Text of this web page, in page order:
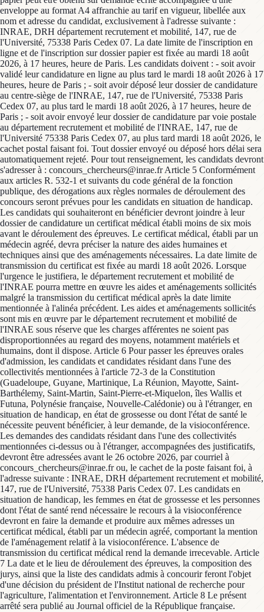
enveloppe au format A4 affranchie au tarif en vigueur, libellée aux
nom et adresse du candidat, exclusivement à l'adresse suivante :
INRAE, DRH département recrutement et mobilité, 147, rue de
l'Université, 75338 Paris Cedex 07. La date limite de l'inscription en
ligne et de l'inscription sur dossier papier est fixée au mardi 18 août
2026, à 17 heures, heure de Paris. Les candidats doivent : - soit avoir
validé leur candidature en ligne au plus tard le mardi 18 août 2026 à 17
heures, heure de Paris ; - soit avoir déposé leur dossier de candidature
au centre-siège de l'INRAE, 147, rue de l'Université, 75338 Paris
Cedex 07, au plus tard le mardi 18 août 2026, à 17 heures, heure de
Paris ; - soit avoir envoyé leur dossier de candidature par voie postale
au département recrutement et mobilité de l'INRAE, 147, rue de
l'Université 75338 Paris Cedex 07, au plus tard mardi 18 août 2026, le
cachet postal faisant foi. Tout dossier envoyé ou déposé hors délai sera
automatiquement rejeté. Pour tout renseignement, les candidats devront
s'adresser à : concours_chercheurs@inrae.fr Article 5 Conformément
aux articles R. 532-1 et suivants du code général de la fonction
publique, des dérogations aux règles normales de déroulement des
concours seront prévues pour les candidats en situation de handicap.
Les candidats qui souhaiteront en bénéficier devront joindre à leur
dossier de candidature un certificat médical établi moins de six mois
avant le déroulement des épreuves. Le certificat médical, établi par un
médecin agréé, devra préciser la nature des aides humaines et
techniques ainsi que des aménagements nécessaires. La date limite de
transmission du certificat est fixée au mardi 18 août 2026. Lorsque
l'urgence le justifiera, le département recrutement et mobilité de
l'INRAE pourra mettre en œuvre les aides et aménagements sollicités
malgré la transmission du certificat médical après la date limite
mentionnée à l'alinéa précédent. Les aides et aménagements sollicités
sont mis en œuvre par le département recrutement et mobilité de
l'INRAE sous réserve que les charges afférentes ne soient pas
disproportionnées au regard des moyens, notamment matériels et
humains, dont il dispose. Article 6 Pour passer les épreuves orales
d'admission, les candidats et candidates résidant dans l'une des
collectivités mentionnées à l'article 72-3 de la Constitution
(Guadeloupe, Guyane, Martinique, La Réunion, Mayotte, Saint-
Barthélemy, Saint-Martin, Saint-Pierre-et-Miquelon, îles Wallis et
Futuna, Polynésie française, Nouvelle-Calédonie) ou à l'étranger, en
situation de handicap, en état de grossesse ou dont l'état de santé le
nécessite peuvent bénéficier, à leur demande, de la visioconférence.
Les demandes des candidats résidant dans l'une des collectivités
mentionnées ci-dessus ou à l'étranger, accompagnées des justificatifs,
devront être adressées avant le 26 octobre 2026, par courriel à
concours_chercheurs@inrae.fr ou, le cachet de la poste faisant foi, à
l'adresse suivante : INRAE, DRH département recrutement et mobilité,
147, rue de l'Université, 75338 Paris Cedex 07. Les candidats en
situation de handicap, les femmes en état de grossesse et les personnes
dont l'état de santé rend nécessaire le recours à la visioconférence
devront en faire la demande et produire aux mêmes adresses un
certificat médical, établi par un médecin agréé, comportant la mention
de l'aménagement relatif à la visioconférence. L'absence de
transmission du certificat médical rend la demande irrecevable. Article
7 La date et le lieu de déroulement des épreuves, la composition des
jurys, ainsi que la liste des candidats admis à concourir feront l'objet
d'une décision du président de l'Institut national de recherche pour
l'agriculture, l'alimentation et l'environnement. Article 8 Le présent
arrêté sera publié au Journal officiel de la République française.